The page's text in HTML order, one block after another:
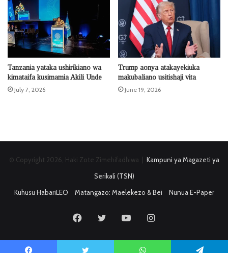
Tanzania yataka ushirikiano wa
kimataifa kusimamia Akili Unde
July 7, 2026
Trump aonya atakayekiuka
makubaliano usitishaji vita
June 19, 2026
© Copyright 2026, Haki Zote Zimehifadhiwa | Kampuni ya Magazeti ya
Serikali (TSN)
Kuhusu HabariLEO
Matangazo: Maelekezo & Bei Nunua E-Paper
FacebookTwitter YouTubeInstagram